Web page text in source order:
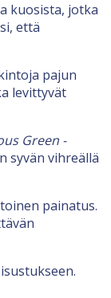
kuosista, jotka
että
pajun
levittyvät
Green -
syvän vihreällä
painatus.